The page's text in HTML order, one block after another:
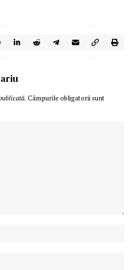
Câmpurile obligatorii sunt